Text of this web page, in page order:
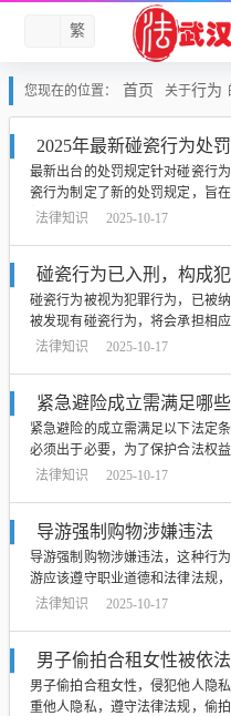
繁
您现在的位置： 首页 关于行为
2025年最新碰瓷行为处
最新出台的处罚规定针对碰瓷行
瓷行为制定了新的处罚规定，旨
规定将加强对碰瓷行为的处罚力
法律知识 2025-10-17
碰瓷行为已入刑，构成
碰瓷行为被视为犯罪行为，已被
被发现有碰瓷行为，将会承担相
和人民群众的安全，减少不必要
法律知识 2025-10-17
紧急避险成立需满足哪
紧急避险的成立需满足以下法定
必须出于必要，为了保护合法权
险行为必须合理且必要，不能超
法律知识 2025-10-17
导游强制购物涉嫌违法
导游强制购物涉嫌违法，这种行
游应该遵守职业道德和法律法规
迫或诱导游客购物，对于此类行
法律知识 2025-10-17
男子偷拍合租女性被依法
男子偷拍合租女性，侵犯他人隐
重他人隐私，遵守法律法规，偷